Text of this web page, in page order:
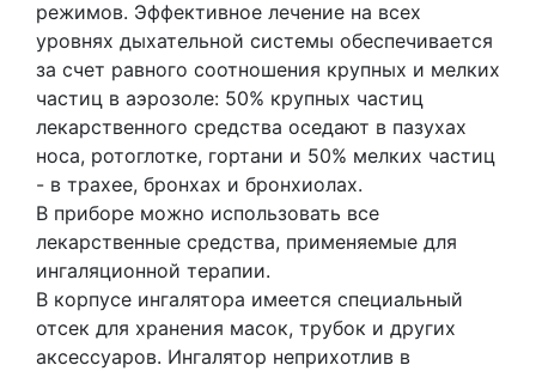
режимов. Эффективное лечение на всех
уровнях дыхательной системы обеспечивается
за счет равного соотношения крупных и мелких
частиц в аэрозоле: 50% крупных частиц
лекарственного средства оседают в пазухах
носа, ротоглотке, гортани и 50% мелких частиц
- в трахее, бронхах и бронхиолах.
В приборе можно использовать все
лекарственные средства, применяемые для
ингаляционной терапии.
В корпусе ингалятора имеется специальный
отсек для хранения масок, трубок и других
аксессуаров. Ингалятор неприхотлив в